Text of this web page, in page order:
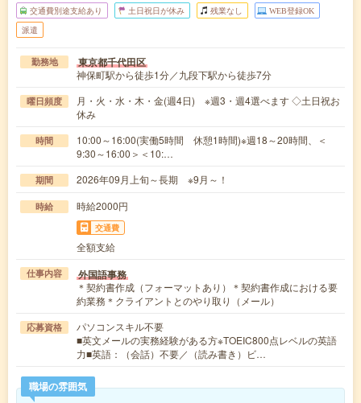
交通費別途支給あり 土日祝日が休み 残業なし WEB登録OK
派遣
勤務地 東京都千代田区
神保町駅から徒歩1分／九段下駅から徒歩7分
曜日頻度
月・火・水・木・金(週4日) ※週3・週4選べます ◇土日祝お
休み
時間
10:00～16:00(実働5時間 休憩1時間)※週18～20時間、＜
9:30～16:00＞＜10:…
期間 2026年09月上旬～長期 ※9月～！
時給 時給2000円
交通費
全額支給
仕事内容 外国語事務
＊契約書作成（フォーマットあり）＊契約書作成における要
約業務＊クライアントとのやり取り（メール）
応募資格
パソコンスキル不要
■英文メールの実務経験がある方※TOEIC800点レベルの英語
力■英語：（会話）不要／（読み書き）ビ…
職場の雰囲気